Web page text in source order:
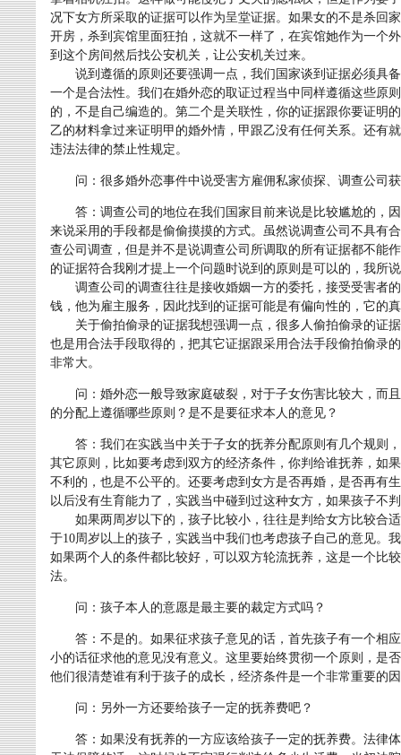
况下女方所采取的证据可以作为呈堂证据。如果女的不是杀回
开房，杀到宾馆里面狂拍，这就不一样了，在宾馆她作为一
到这个房间然后找公安机关，让公安机关过来。
说到遵循的原则还要强调一点，我们国家谈到证据必须具
一个是合法性。我们在婚外恋的取证过程当中同样遵循这些原
的，不是自己编造的。第二个是关联性，你的证据跟你要证明
乙的材料拿过来证明甲的婚外情，甲跟乙没有任何关系。还有
违法法律的禁止性规定。
问：很多婚外恋事件中说受害方雇佣私家侦探、调查公司
答：调查公司的地位在我们国家目前来说是比较尴尬的，
来说采用的手段都是偷偷摸摸的方式。虽然说调查公司不具有
查公司调查，但是并不是说调查公司所调取的所有证据都不能
的证据符合我刚才提上一个问题时说到的原则是可以的，我所
调查公司的调查往往是接收婚姻一方的委托，接受受害者
钱，他为雇主服务，因此找到的证据可能是有偏向性的，它的
关于偷拍偷录的证据我想强调一点，很多人偷拍偷录的证
也是用合法手段取得的，把其它证据跟采用合法手段偷拍偷录
非常大。
问：婚外恋一般导致家庭破裂，对于子女伤害比较大，而
的分配上遵循哪些原则？是不是要征求本人的意见？
答：我们在实践当中关于子女的抚养分配原则有几个规则
其它原则，比如要考虑到双方的经济条件，你判给谁抚养，如
不利的，也是不公平的。还要考虑到女方是否再婚，是否再有
以后没有生育能力了，实践当中碰到过这种女方，如果孩子不
如果两周岁以下的，孩子比较小，往往是判给女方比较合
于10周岁以上的孩子，实践当中我们也考虑孩子自己的意见。
如果两个人的条件都比较好，可以双方轮流抚养，这是一个比
法。
问：孩子本人的意愿是最主要的裁定方式吗？
答：不是的。如果征求孩子意见的话，首先孩子有一个相应
小的话征求他的意见没有意义。这里要始终贯彻一个原则，是
他们很清楚谁有利于孩子的成长，经济条件是一个非常重要的
问：另外一方还要给孩子一定的抚养费吧？
答：如果没有抚养的一方应该给孩子一定的抚养费。法律